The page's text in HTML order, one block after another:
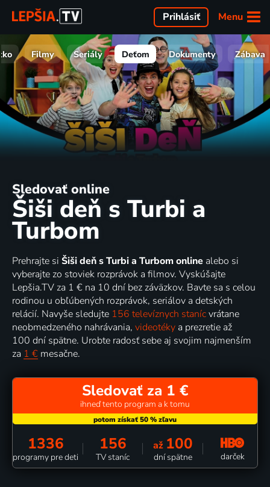
Menu
Prihlásiť
Filmy Seriály Deťom Dokumenty Zábava
Sledovať online
Šiši deň s Turbi a
Turbom
Prehrajte si Šiši deň s Turbi a Turbom online alebo si
vyberajte zo stoviek rozprávok a filmov. Vyskúšajte
Lepšia.TV za 1 € na 10 dní bez záväzkov. Bavte sa s celou
rodinou u obľúbených rozprávok, seriálov a detských
relácií. Navyše sledujte 156 televíznych stanícvrátane
neobmedzeného nahrávania, videotéky a prezretie až
100 dní spätne. Urobte radosť sebe aj svojim najmenším
za 1 € mesačne.
Sledovať za 1 €
ihneď tento program a k tomu
1336
programy pre deti
156
TV staníc
až 100
dní spätne darček